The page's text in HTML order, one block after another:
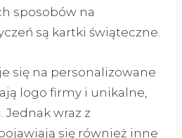
sposobów na
są kartki świąteczne.
się na personalizowane
logo firmy i unikalne,
Jednak wraz z
się również inne